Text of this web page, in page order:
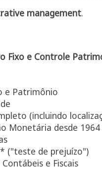
management.
Fixo e Controle
e Patrimônio
(incluindo
Monetária desde 1964
("teste de prejuízo")
e Fiscais